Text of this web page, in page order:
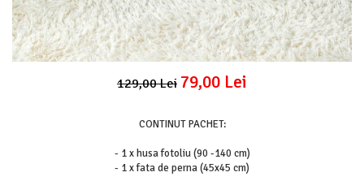
129,00 Lei 79,00 Lei
CONTINUT PACHET:
- 1 x husa fotoliu (90 -140 cm)
- 1 x fata de perna (45x45 cm)